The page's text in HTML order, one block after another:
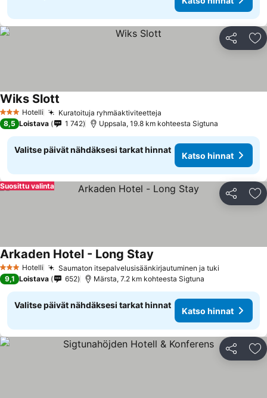
Jaa
3 Tähtiluokitus
Hotelli Kuratoituja ryhmäaktiviteetteja
Wiks Slott
8,5 Loistava 1 742 Uppsala, 19.8 km kohteesta Sigtuna
Valitse päivät nähdäksesi tarkat hinnat
Katso hinnat
Jaa
Suosittu valinta
3 Tähtiluokitus
Hotelli Saumaton itsepalvelusisäänkirjautuminen ja tuki
Arkaden Hotel - Long Stay
9,1 Loistava 652 Märsta, 7.2 km kohteesta Sigtuna
Valitse päivät nähdäksesi tarkat hinnat
Katso hinnat
Jaa